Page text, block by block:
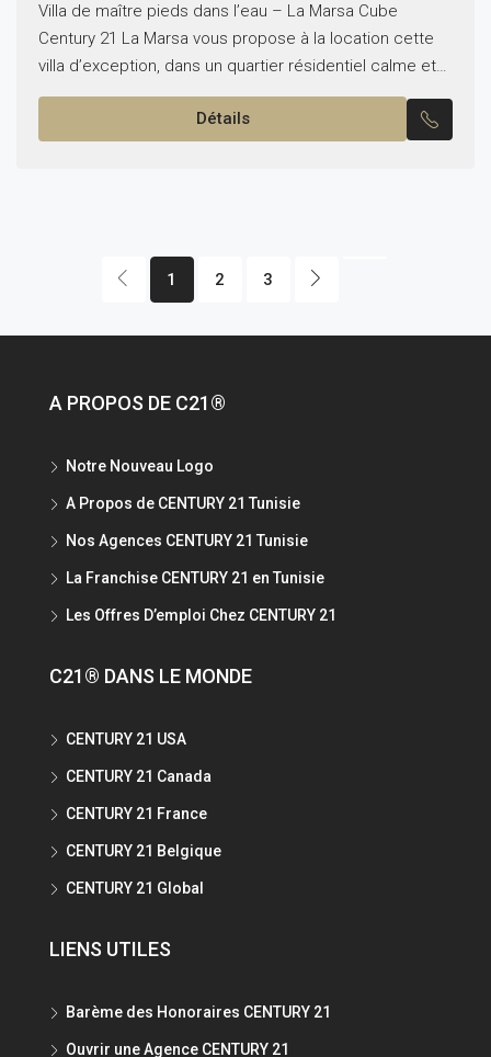
Villa de maître pieds dans l’eau – La Marsa Cube
Century 21 La Marsa vous propose à la location cette
villa d’exception, dans un quartier résidentiel calme et
sécurisé, avec vue panoramique...
Détails
1 2 3
A PROPOS DE C21®
Notre Nouveau Logo
A Propos de CENTURY 21 Tunisie
Nos Agences CENTURY 21 Tunisie
La Franchise CENTURY 21 en Tunisie
Les Offres D’emploi Chez CENTURY 21
C21® DANS LE MONDE
CENTURY 21 USA
CENTURY 21 Canada
CENTURY 21 France
CENTURY 21 Belgique
CENTURY 21 Global
LIENS UTILES
Barème des Honoraires CENTURY 21
Ouvrir une Agence CENTURY 21